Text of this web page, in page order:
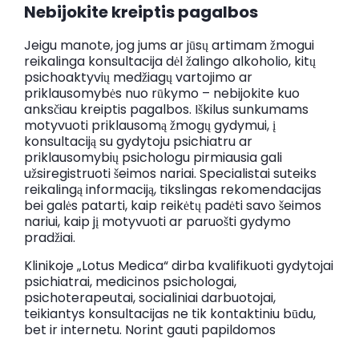
Nebijokite kreiptis pagalbos
Jeigu manote, jog jums ar jūsų artimam žmogui
reikalinga konsultacija dėl žalingo alkoholio, kitų
psichoaktyvių medžiagų vartojimo ar
priklausomybės nuo rūkymo – nebijokite kuo
anksčiau kreiptis pagalbos. Iškilus sunkumams
motyvuoti priklausomą žmogų gydymui, į
konsultaciją su gydytoju psichiatru ar
priklausomybių psichologu pirmiausia gali
užsiregistruoti šeimos nariai. Specialistai suteiks
reikalingą informaciją, tikslingas rekomendacijas
bei galės patarti, kaip reikėtų padėti savo šeimos
nariui, kaip jį motyvuoti ar paruošti gydymo
pradžiai.
Klinikoje „Lotus Medica“ dirba kvalifikuoti gydytojai
psichiatrai, medicinos psichologai,
psichoterapeutai, socialiniai darbuotojai,
teikiantys konsultacijas ne tik kontaktiniu būdu,
bet ir internetu. Norint gauti papildomos